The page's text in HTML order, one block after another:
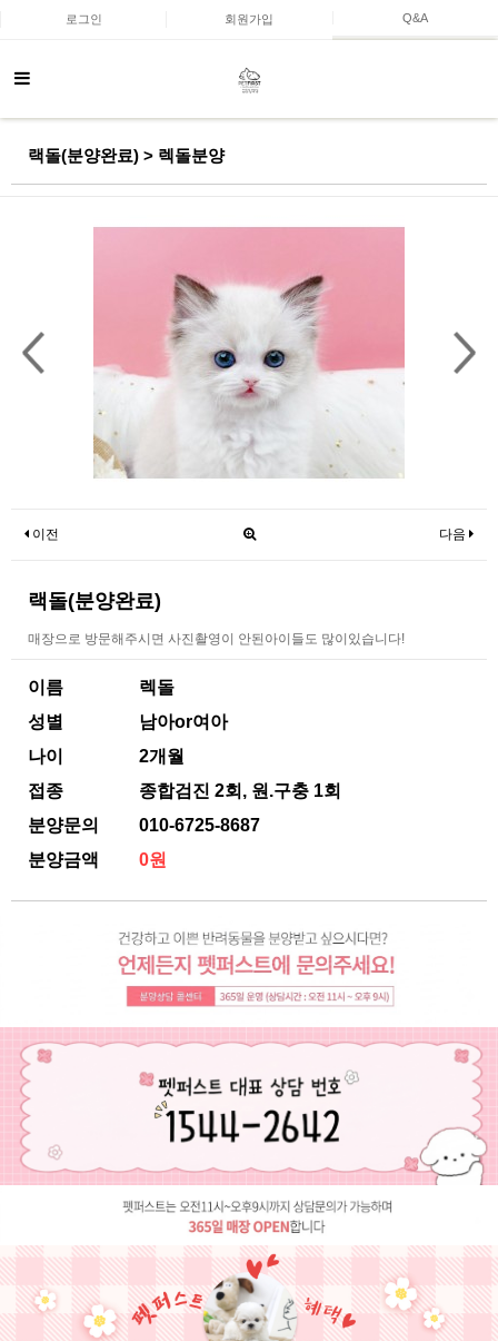
로그인 회원가입 Q&A
랙돌(분양완료) > 렉돌분양
이전 다음
랙돌(분양완료)
매장으로 방문해주시면 사진촬영이 안된아이들도 많이있습니다!
이름
렉돌
성별
남아or여아
나이
2개월
접종
종합검진 2회, 원.구충 1회
분양문의
010-6725-8687
분양금액
0원